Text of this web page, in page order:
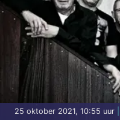
25 oktober 2021, 10:55 uur